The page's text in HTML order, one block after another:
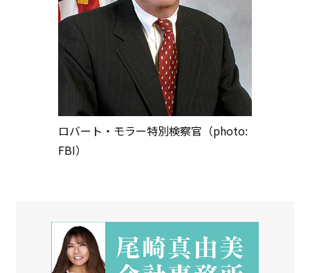
ロバート・モラー特別検察官（photo:
FBI）